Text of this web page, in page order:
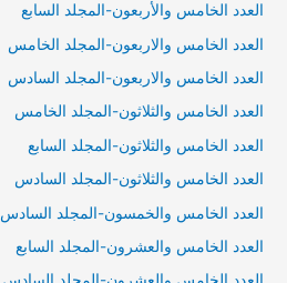
العدد الخامس والأربعون-المجلد السابع
العدد الخامس والاربعون-المجلد الخامس
العدد الخامس والاربعون-المجلد السادس
العدد الخامس والثلاثون-المجلد الخامس
العدد الخامس والثلاثون-المجلد السابع
العدد الخامس والثلاثون-المجلد السادس
العدد الخامس والخمسون-المجلد السادس
العدد الخامس والعشرون-المجلد السابع